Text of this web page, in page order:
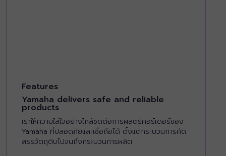
Features
Yamaha delivers safe and reliable
products
เราให้ความใส่ใจอย่างใกล้ชิดต่อการผลิตรีคอร์เดอร์ของ
Yamaha ที่ปลอดภัยและเชื่อถือได้ ตั้งแต่กระบวนการคัด
สรรวัตถุดิบไปจนถึงกระบวนการผลิต